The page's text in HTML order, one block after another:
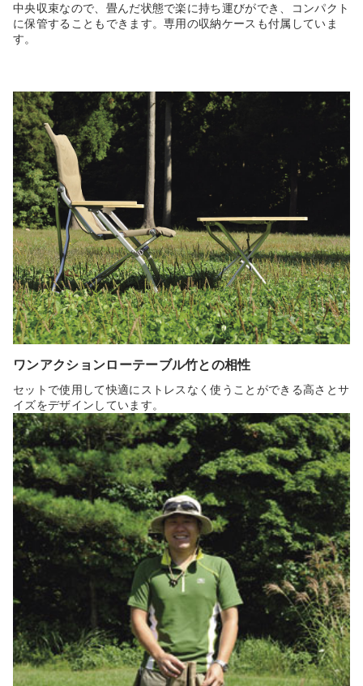
中央収束なので、畳んだ状態で楽に持ち運びができ、コンパクト
に保管することもできます。専用の収納ケースも付属していま
す。
ワンアクションローテーブル竹との相性
セットで使用して快適にストレスなく使うことができる高さとサ
イズをデザインしています。